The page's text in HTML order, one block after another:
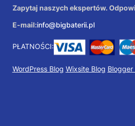
Zapytaj naszych ekspertów.
E-mail:info@bigbaterii.pl
PŁATNOŚCI:
WordPress Blog Wixsite Blog Blogger